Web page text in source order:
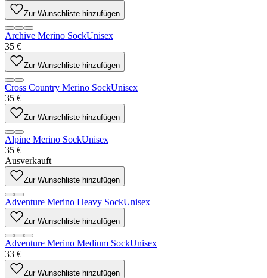
Zur Wunschliste hinzufügen
Archive Merino SockUnisex
35 €
Zur Wunschliste hinzufügen
Cross Country Merino SockUnisex
35 €
Zur Wunschliste hinzufügen
Alpine Merino SockUnisex
35 €
Ausverkauft
Zur Wunschliste hinzufügen
Adventure Merino Heavy SockUnisex
Zur Wunschliste hinzufügen
Adventure Merino Medium SockUnisex
33 €
Zur Wunschliste hinzufügen